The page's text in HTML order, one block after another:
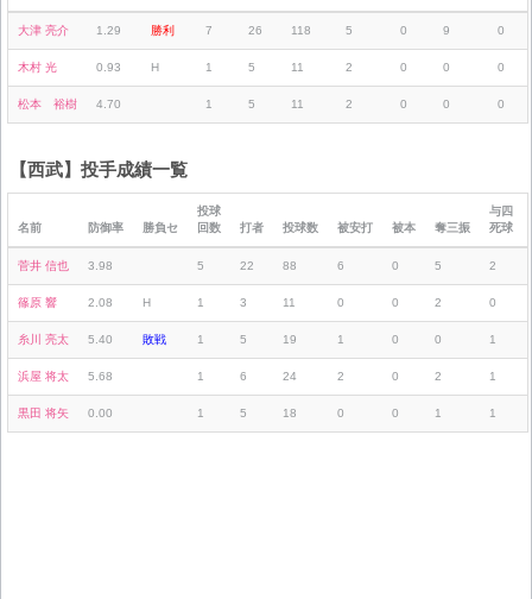
大津 亮介 1.29 勝利 7 26 118 5 0 9 0
木村 光 0.93 H 1 5 11 2 0 0 0
松本 裕樹 4.70 1 5 11 2 0 0 0
【西武】投手成績一覧
名前 防御率 勝負セ
投球
回数
打者 投球数 被安打 被本 奪三振
与四
死球
菅井 信也 3.98 5 22 88 6 0 5 2
篠原 響 2.08 H 1 3 11 0 0 2 0
糸川 亮太 5.40 敗戦 1 5 19 1 0 0 1
浜屋 将太 5.68 1 6 24 2 0 2 1
黒田 将矢 0.00 1 5 18 0 0 1 1